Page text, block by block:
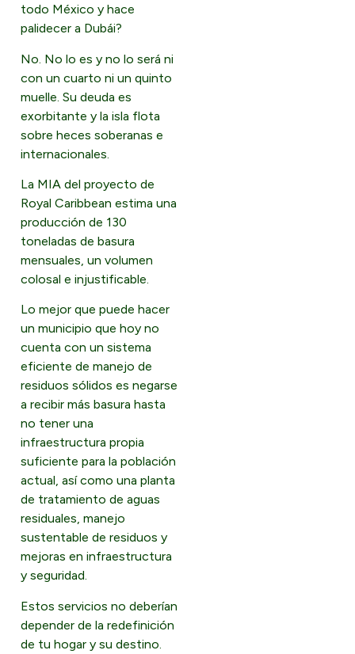
todo México y hace
palidecer a Dubái?
No. No lo es y no lo será ni
con un cuarto ni un quinto
muelle. Su deuda es
exorbitante y la isla flota
sobre heces soberanas e
internacionales.
La MIA del proyecto de
Royal Caribbean estima una
producción de 130
toneladas de basura
mensuales, un volumen
colosal e injustificable.
Lo mejor que puede hacer
un municipio que hoy no
cuenta con un sistema
eficiente de manejo de
residuos sólidos es negarse
a recibir más basura hasta
no tener una
infraestructura propia
suficiente para la población
actual, así como una planta
de tratamiento de aguas
residuales, manejo
sustentable de residuos y
mejoras en infraestructura
y seguridad.
Estos servicios no deberían
depender de la redefinición
de tu hogar y su destino.